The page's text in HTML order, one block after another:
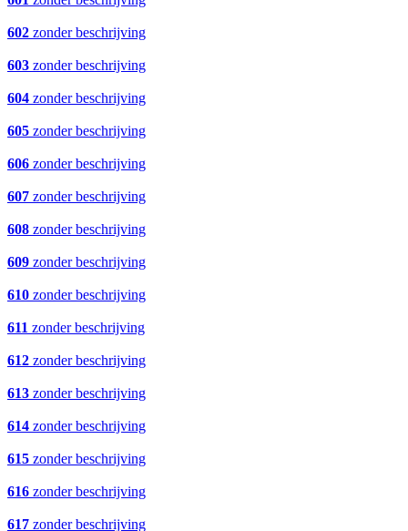
602 zonder beschrijving
603 zonder beschrijving
604 zonder beschrijving
605 zonder beschrijving
606 zonder beschrijving
607 zonder beschrijving
608 zonder beschrijving
609 zonder beschrijving
610 zonder beschrijving
611 zonder beschrijving
612 zonder beschrijving
613 zonder beschrijving
614 zonder beschrijving
615 zonder beschrijving
616 zonder beschrijving
617 zonder beschrijving